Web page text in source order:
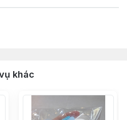
khác